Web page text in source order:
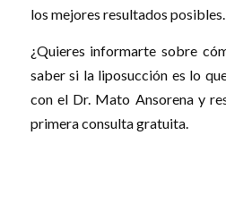
los mejores resultados posibles.
¿Quieres informarte sobre
saber si la liposucción es lo
con el Dr. Mato Ansorena y
primera consulta gratuita.